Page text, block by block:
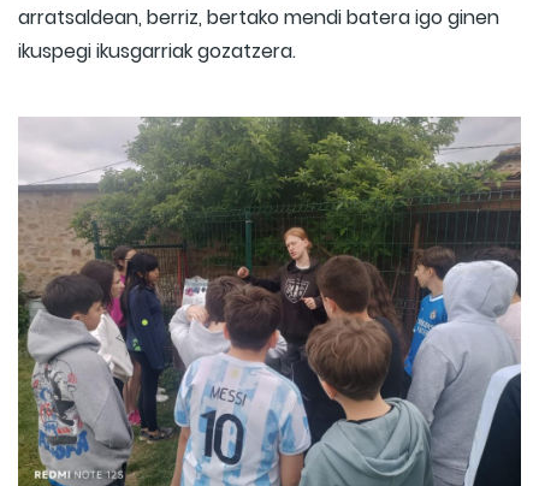
arratsaldean, berriz, bertako mendi batera igo ginen
ikuspegi ikusgarriak gozatzera.